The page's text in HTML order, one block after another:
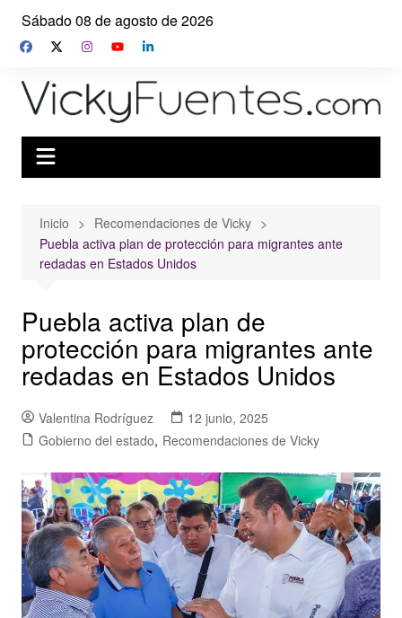
Saltar
contenido
Sábado 08 de agosto de 2026
Inicio
Recomendaciones de Vicky
Puebla activa plan de protección para migrantes ante
redadas en Estados Unidos
Puebla activa plan de
protección para migrantes ante
redadas en Estados Unidos
Valentina Rodríguez
12 junio, 2025
Gobierno del estado, Recomendaciones de Vicky